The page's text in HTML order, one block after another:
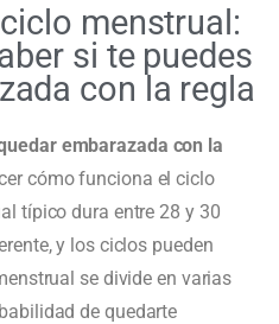
menstrual:
si te puedes
con la regla
embarazada con la
cómo funciona el ciclo
típico dura entre 28 y 30
y los ciclos pueden
se divide en varias
de quedarte